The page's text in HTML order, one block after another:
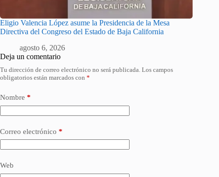
Eligio Valencia López asume la Presidencia de la Mesa
Directiva del Congreso del Estado de Baja California
agosto 6, 2026
Deja un comentario
Tu dirección de correo electrónico no será publicada. Los campos
obligatorios están marcados con *
Nombre *
Correo electrónico *
Web